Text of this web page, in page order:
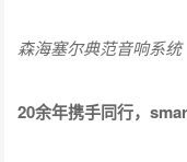
森海塞尔典范音响系统
20余年携手同行，